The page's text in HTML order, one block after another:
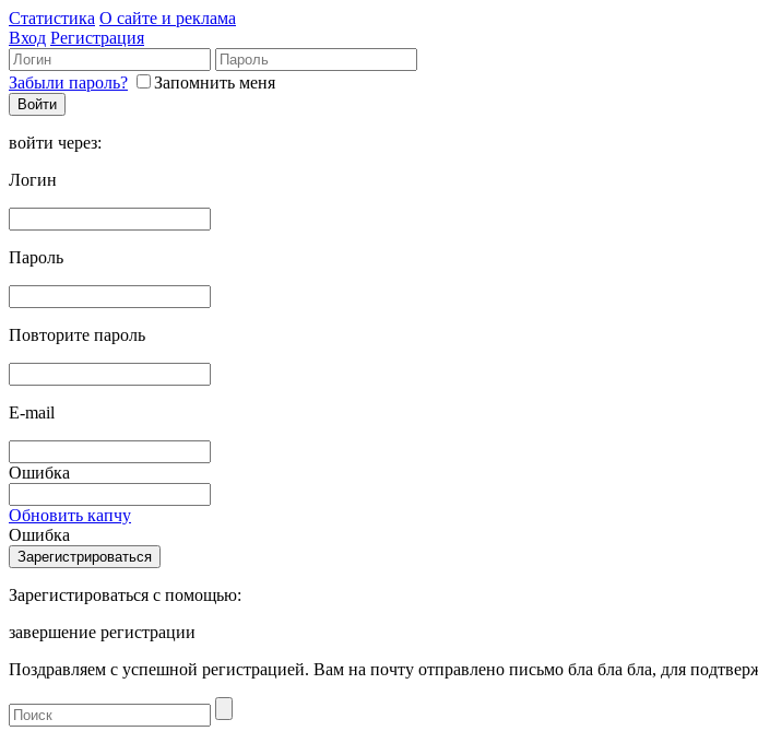
Статистика О сайте и реклама
Вход Регистрация
Забыли пароль? Запомнить меня
войти через:
Логин
Пароль
Повторите пароль
E-mail
Ошибка
Обновить капчу
Ошибка
Зарегистироваться с помощью:
завершение регистрации
Поздравляем с успешной регистрацией. Вам на почту отправлено письмо бла бла бла, для